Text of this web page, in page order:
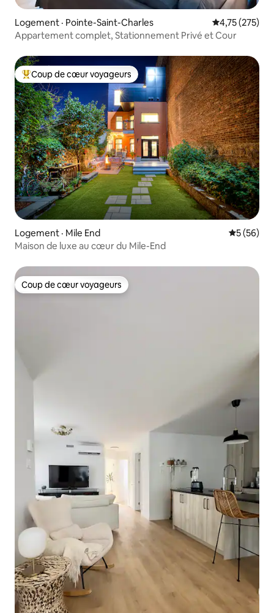
Logement · Pointe-Saint-Charles Note
4,75 (275)
Appartement complet, Stationnement Privé et Cour
Coup de cœur voyageurs parmi les plus aimés
Coup de cœur voyageurs
Logement · Mile End Note
5 (56)
Maison de luxe au cœur du Mile-End
Coup de cœur voyageurs
Coup de cœur voyageurs